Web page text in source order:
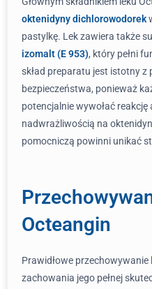
oktenidyny dichlorowodorek
pastylkę. Lek zawiera także
izomalt (E 953), który pełni
skład preparatu jest istotny z
bezpieczeństwa, ponieważ
potencjalnie wywołać
nadwrażliwością na
pomocniczą powinni unikać
Octeangin
Prawidłowe
zachowania jego pełnej